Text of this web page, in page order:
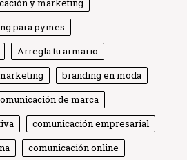
y marketing
para pymes
Arregla tu armario
branding en moda
de marca
comunicación empresarial
comunicación online